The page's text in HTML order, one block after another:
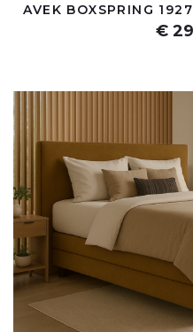
AVEK BOXSPRING
€